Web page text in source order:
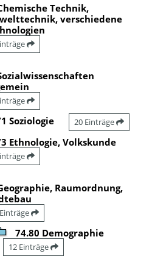
Technik,
verschiedene
Soziologie 20 Einträge
Ethnologie, Volkskunde
Raumordnung,
74.80 Demographie
12 Einträge